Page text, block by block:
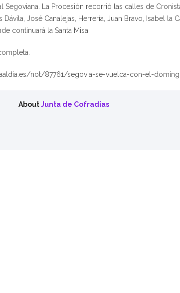
Segoviana. La Procesión recorrió las calles de
Dávila, José Canalejas, Herrería, Juan Bravo, Isabel la
continuará la Santa Misa.
not/87761/segovia-se-vuelca-con-el-
AboutJunta de Cofradías